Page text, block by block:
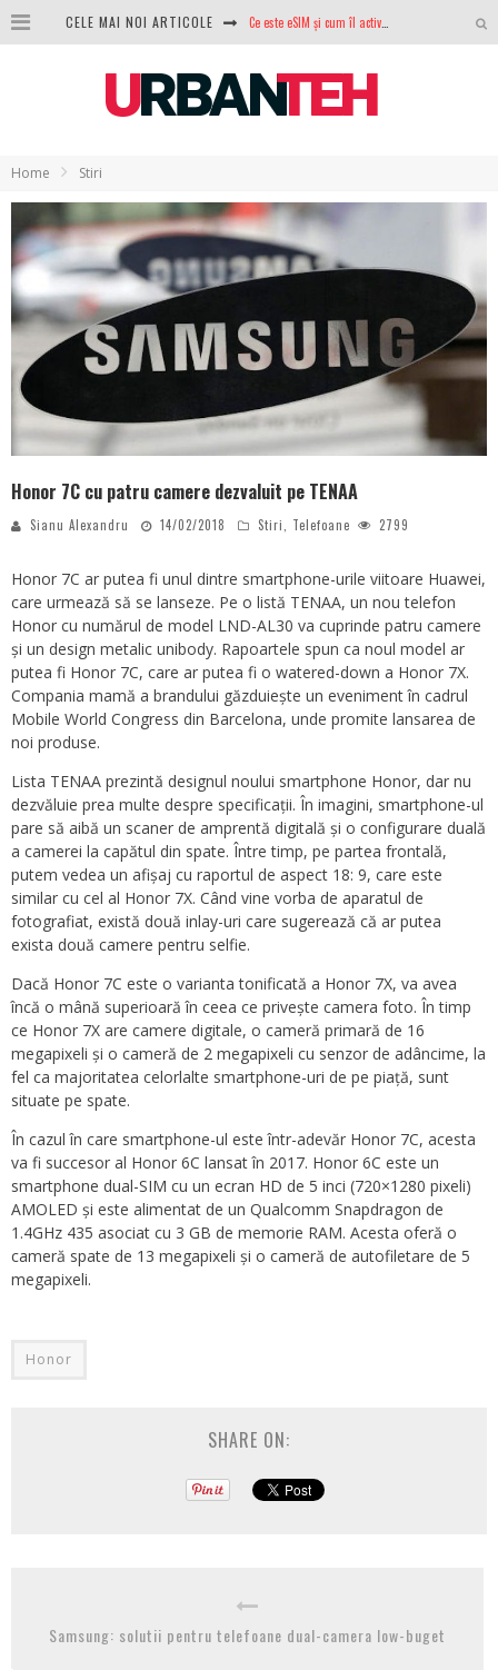
CELE MAI NOI ARTICOLE
100 GB de internet mobil gratuit de la Orange. Fără contract, fără acte și fără obligații
NVIDIA avertizează: memoria RAM și SSD-urile ar putea deveni și mai scumpe în perioada următoare
Home Stiri
Honor 7C cu patru camere dezvaluit pe TENAA
Sianu Alexandru 14/02/2018 Stiri, Telefoane 2799
Honor 7C ar putea fi unul dintre smartphone-urile viitoare Huawei,
care urmează să se lanseze. Pe o listă TENAA, un nou telefon
Honor cu numărul de model LND-AL30 va cuprinde patru camere
și un design metalic unibody. Rapoartele spun ca noul model ar
putea fi Honor 7C, care ar putea fi o watered-down a Honor 7X.
Compania mamă a brandului găzduiește un eveniment în cadrul
Mobile World Congress din Barcelona, ​​unde promite lansarea de
noi produse.
Lista TENAA prezintă designul noului smartphone Honor, dar nu
dezvăluie prea multe despre specificații. În imagini, smartphone-ul
pare să aibă un scaner de amprentă digitală și o configurare duală
a camerei la capătul din spate. Între timp, pe partea frontală,
putem vedea un afișaj cu raportul de aspect 18: 9, care este
similar cu cel al Honor 7X. Când vine vorba de aparatul de
fotografiat, există două inlay-uri care sugerează că ar putea
exista două camere pentru selfie.
Dacă Honor 7C este o varianta tonificată a Honor 7X, va avea
încă o mână superioară în ceea ce privește camera foto. În timp
ce Honor 7X are camere digitale, o cameră primară de 16
megapixeli și o cameră de 2 megapixeli cu senzor de adâncime, la
fel ca majoritatea celorlalte smartphone-uri de pe piață, sunt
situate pe spate.
În cazul în care smartphone-ul este într-adevăr Honor 7C, acesta
va fi succesor al Honor 6C lansat în 2017. Honor 6C este un
smartphone dual-SIM cu un ecran HD de 5 inci (720×1280 pixeli)
AMOLED și este alimentat de un Qualcomm Snapdragon de
1.4GHz 435 asociat cu 3 GB de memorie RAM. Acesta oferă o
cameră spate de 13 megapixeli și o cameră de autofiletare de 5
megapixeli.
Honor
SHARE ON:
Samsung: solutii pentru telefoane dual-camera low-buget